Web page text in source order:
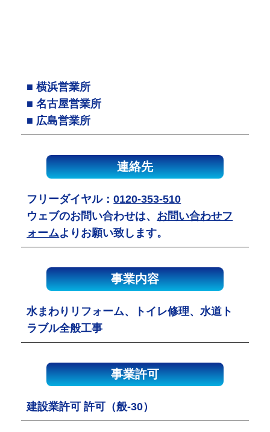
■ 横浜営業所
■ 名古屋営業所
■ 広島営業所
連絡先
フリーダイヤル：0120-353-510
ウェブのお問い合わせは、 お問い合わせフ
ォームよりお願い致します。
事業内容
水まわりリフォーム、トイレ修理、水道ト
ラブル全般工事
事業許可
建設業許可 許可（般-30）